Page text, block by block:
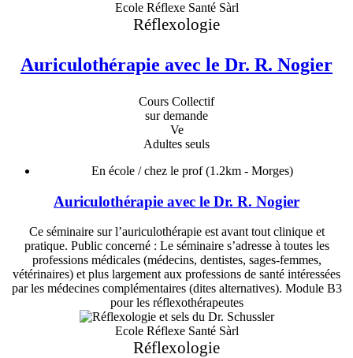
Ecole Réflexe Santé Sàrl
Réflexologie
Auriculothérapie avec le Dr. R. Nogier
Cours Collectif
sur demande
Ve
Adultes seuls
En école / chez le prof(1.2km - Morges)
Auriculothérapie avec le Dr. R. Nogier
Ce séminaire sur l’auriculothérapie est avant tout clinique et
pratique. Public concerné : Le séminaire s’adresse à toutes les
professions médicales (médecins, dentistes, sages-femmes,
vétérinaires) et plus largement aux professions de santé intéressées
par les médecines complémentaires (dites alternatives). Module B3
pour les réflexothérapeutes
Ecole Réflexe Santé Sàrl
Réflexologie